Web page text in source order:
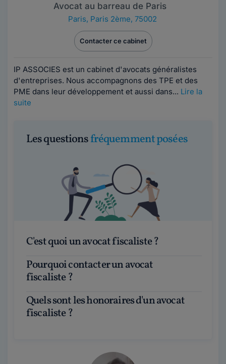
Avocat au barreau de Paris
Paris, Paris 2ème, 75002
Contacter ce cabinet
IP ASSOCIES est un cabinet d'avocats généralistes
d'entreprises. Nous accompagnons des TPE et des
PME dans leur développement et aussi dans... Lire la
suite
Les questionsfréquemment posées
C'est quoi un avocat fiscaliste ?
Pourquoi contacter un avocat
fiscaliste ?
Quels sont les honoraires d'un avocat
fiscaliste ?